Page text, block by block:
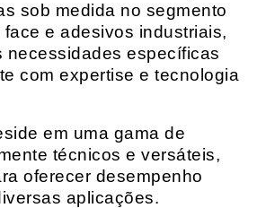
sob medida no segmento
e adesivos industriais,
necessidades específicas
com expertise e tecnologia
em uma gama de
técnicos e versáteis,
oferecer desempenho
aplicações.